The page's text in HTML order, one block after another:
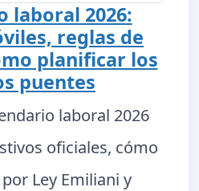
laboral 2026:
reglas de
planificar los
puentes
laboral 2026
oficiales, cómo
Ley Emiliani y